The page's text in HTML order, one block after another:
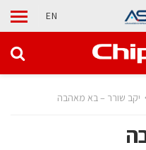
EN
יקב שורר – בא מאהבה